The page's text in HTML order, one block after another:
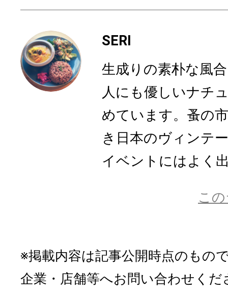
SERI
生成りの素朴な風
人にも優しいナチ
めています。蚤の
き日本のヴィンテ
イベントにはよく
こ
※掲載内容は記事公開時点のもの
企業・店舗等へお問い合わせくだ